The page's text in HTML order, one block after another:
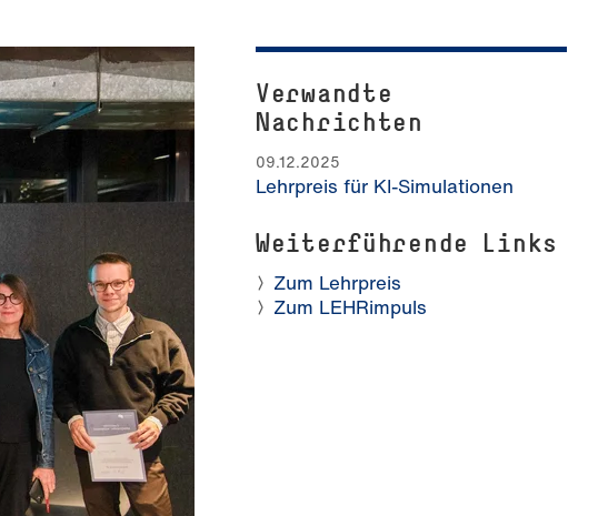
Verwandte
Nachrichten
09.12.2025
Lehrpreis für KI-Simulationen
Weiterführende Links
Zum Lehrpreis
Zum LEHRimpuls